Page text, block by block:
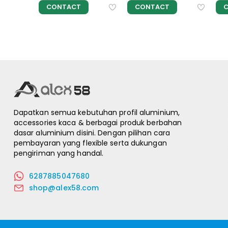
CONTACT CONTACT
Dapatkan semua kebutuhan profil aluminium,
accessories kaca & berbagai produk berbahan
dasar aluminium disini. Dengan pilihan cara
pembayaran yang flexible serta dukungan
pengiriman yang handal.
6287885047680
shop@alex58.com